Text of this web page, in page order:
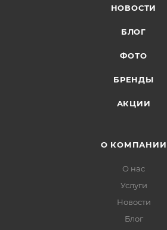
НОВОСТИ
БЛОГ
ФОТО
БРЕНДЫ
АКЦИИ
О КОМПАНИИ
О нас
Услуги
Новости
Блог